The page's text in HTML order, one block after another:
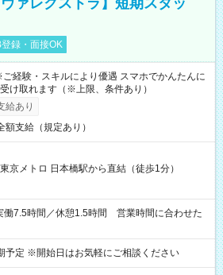
ァレクストラ】短期スタッ
録・面接OK
経験・スキルにより優遇 スマホでかんたんに
け取れます（※上限、条件あり）
給あり
額支給（規定あり）
メトロ 日本橋駅から直結（徒歩1分）
予定 ※開始日はお気軽にご相談ください